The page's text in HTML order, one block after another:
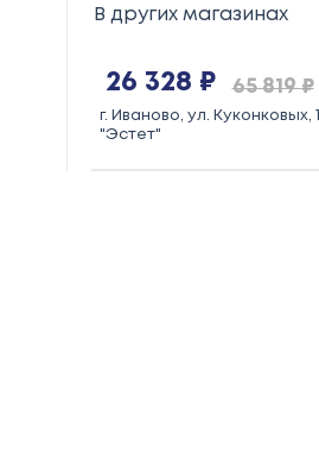
В других магазинах
26 328 ₽ 65 819 ₽
г. Иваново, ул. Куконковых,
"Эстет"